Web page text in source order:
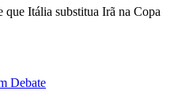
que Itália substitua Irã na Copa